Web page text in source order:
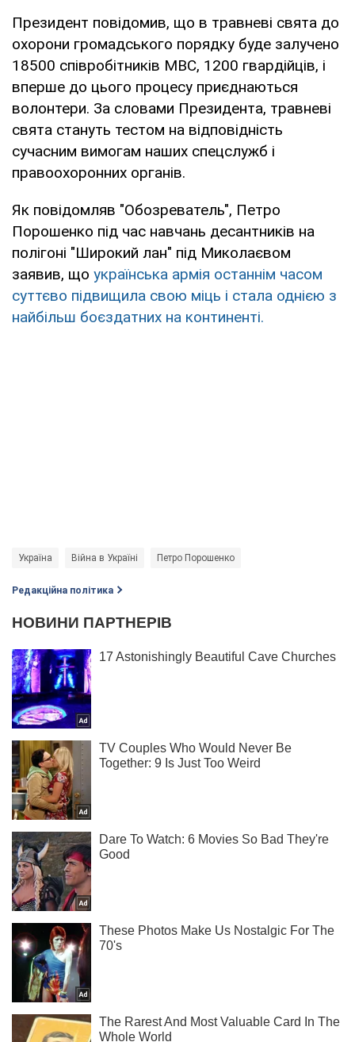
Президент повідомив, що в травневі свята до
охорони громадського порядку буде залучено
18500 співробітників МВС, 1200 гвардійців, і
вперше до цього процесу приєднаються
волонтери. За словами Президента, травневі
свята стануть тестом на відповідність
сучасним вимогам наших спецслужб і
правоохоронних органів.
Як повідомляв "Обозреватель", Петро
Порошенко під час навчань десантників на
полігоні "Широкий лан" під Миколаєвом
заявив, що українська армія останнім часом
суттєво підвищила свою міць і стала однією з
найбільш боєздатних на континенті.
Україна Війна в Україні Петро Порошенко
Редакційна політика